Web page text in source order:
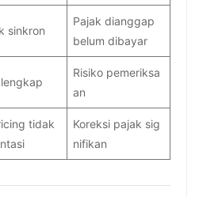
sinkron
Pajak dianggap
belum dibayar
Risiko pemeriksa
an
tidak
Koreksi pajak sig
nifikan